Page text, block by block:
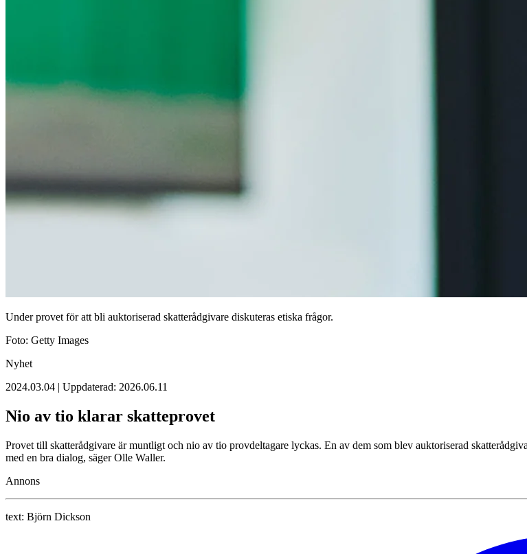
Under provet för att bli auktoriserad skatterådgivare diskuteras etiska frågor.
Foto: Getty Images
Nyhet
2024.03.04 | Uppdaterad: 2026.06.11
Nio av tio klarar skatteprovet
Provet till skatterådgivare är muntligt och nio av tio provdeltagare lyckas. En av dem som blev auktoriserad
med en bra dialog, säger Olle Waller.
Annons
text: Björn Dickson